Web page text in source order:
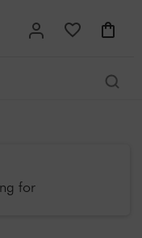
for